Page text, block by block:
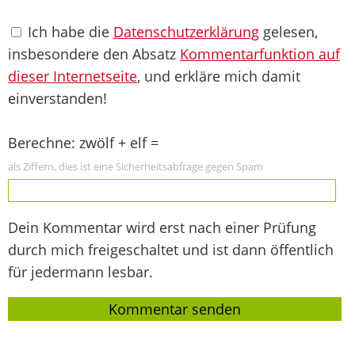
Ich habe die Datenschutzerklärung gelesen,
insbesondere den Absatz Kommentarfunktion auf
dieser Internetseite, und erkläre mich damit
einverstanden!
Berechne: zwölf + elf =
als Ziffern, dies ist eine Sicherheitsabfrage gegen Spam
Dein Kommentar wird erst nach einer Prüfung
durch mich freigeschaltet und ist dann öffentlich
für jedermann lesbar.